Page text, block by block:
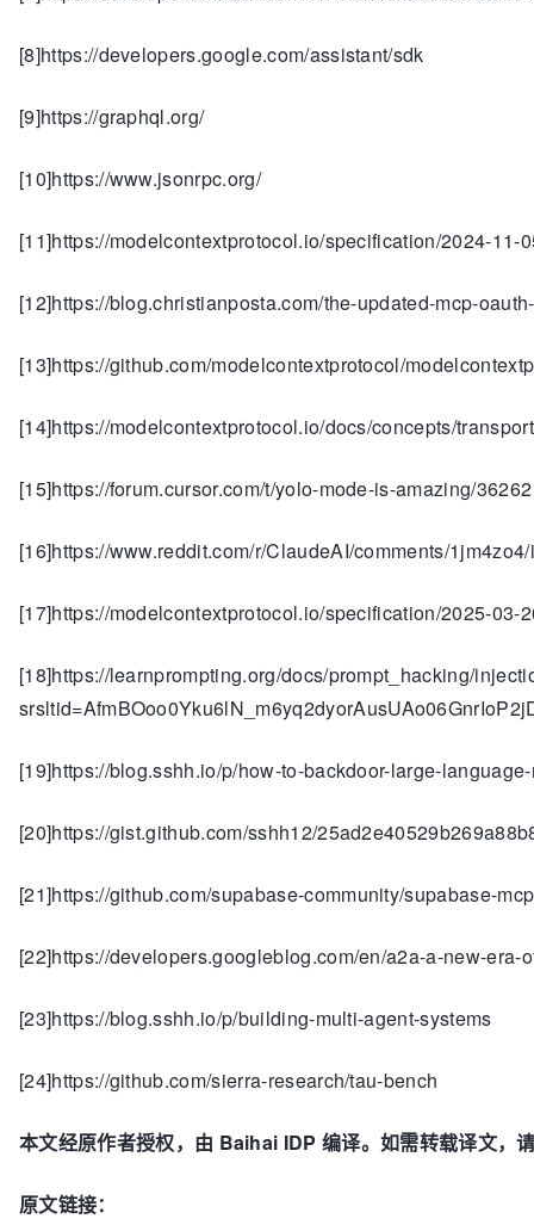
[8]https://developers.google.com/assistant/sdk
[9]https://graphql.org/
[10]https://www.jsonrpc.org/
[11]https://modelcontextprotocol.io/specification/2024-11-
[12]https://blog.christianposta.com/the-updated-mcp-
[13]https://github.com/modelcontextprotocol/
[14]https://modelcontextprotocol.io/docs/concepts/
[15]https://forum.cursor.com/t/yolo-mode-is-amazing/36262
[16]https://www.reddit.com/r/ClaudeAI/comments/
[17]https://modelcontextprotocol.io/specification/2025-03-
[18]https://learnprompting.org/docs/prompt_hacking/
[19]https://blog.sshh.io/p/how-to-backdoor-large-
[20]https://gist.github.com/sshh12/
[21]https://github.com/supabase-community/supabase-mcp
[22]https://developers.googleblog.com/en/a2a-a-new-era-
[23]https://blog.sshh.io/p/building-multi-agent-systems
[24]https://github.com/sierra-research/tau-bench
本文经原作者授权，由 Baihai IDP 编译。如需转载译文，
原文链接：